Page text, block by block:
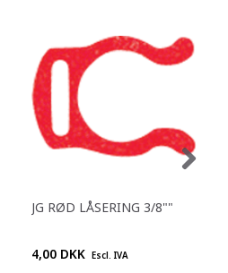
JG RØD LÅSERING 3/8""
4,00 DKK Escl. IVA